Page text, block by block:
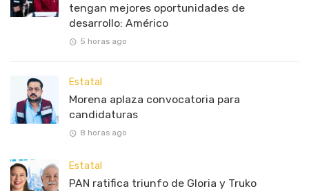
tengan mejores oportunidades de
desarrollo: Américo
5 horas ago
Estatal
Morena aplaza convocatoria para
candidaturas
8 horas ago
Estatal
PAN ratifica triunfo de Gloria y Truko